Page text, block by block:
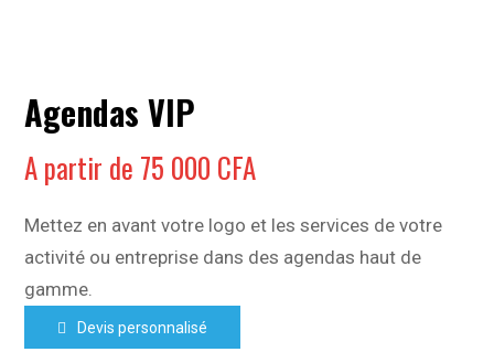
Agendas VIP
A partir de 75 000 CFA
Mettez en avant votre logo et les services de votre
activité ou entreprise dans des agendas haut de
gamme.
Devis personnalisé